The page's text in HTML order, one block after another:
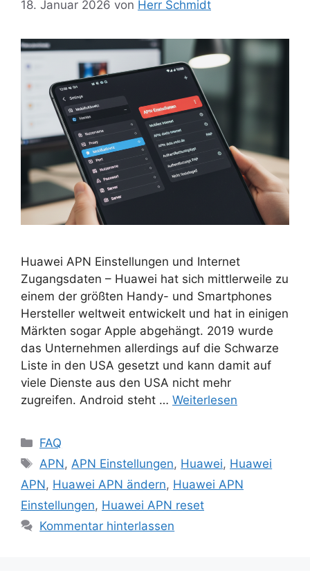
18. Januar 2026 von Herr Schmidt
Huawei APN Einstellungen und Internet
Zugangsdaten – Huawei hat sich mittlerweile zu
einem der größten Handy- und Smartphones
Hersteller weltweit entwickelt und hat in einigen
Märkten sogar Apple abgehängt. 2019 wurde
das Unternehmen allerdings auf die Schwarze
Liste in den USA gesetzt und kann damit auf
viele Dienste aus den USA nicht mehr
zugreifen. Android steht … Weiterlesen
Kategorien
FAQ
Schlagwörter
APN,APN Einstellungen, Huawei, Huawei
APN, Huawei APN ändern, Huawei APN
Einstellungen, Huawei APN reset
Kommentar hinterlassen